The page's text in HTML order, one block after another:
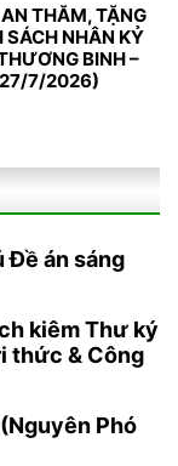
THĂM, TẶNG
SÁCH NHÂN KỶ
BINH –
7/2026)
Đề án sáng
kiêm Thư ký
thức & Công
Phó